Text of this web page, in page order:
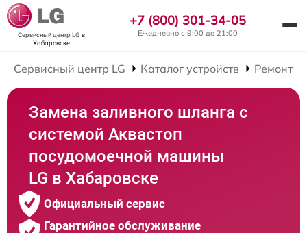
Сервисный центр LG в
Хабаровске
+7 (800) 301-34-05
Ежедневно с 9:00 до 21:00
Сервисный центр LG Каталог устройств Ремонт
Замена заливного шланга с
системой Аквастоп
посудомоечной машины
LG в Хабаровске
Официальный сервис
Гарантийное обслуживание